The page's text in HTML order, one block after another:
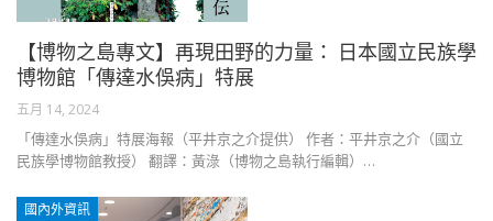
【博物之島專文】再現田野的力量： 日本國立民族學
博物館「傳達水俁病」特展
五月 14, 2024
「傳達水俁病」特展海報（平井京之介提供） 作者：平井京之介（國立
民族學博物館教授） 翻譯：黃淥（博物之島執行編輯）…
國內外資訊